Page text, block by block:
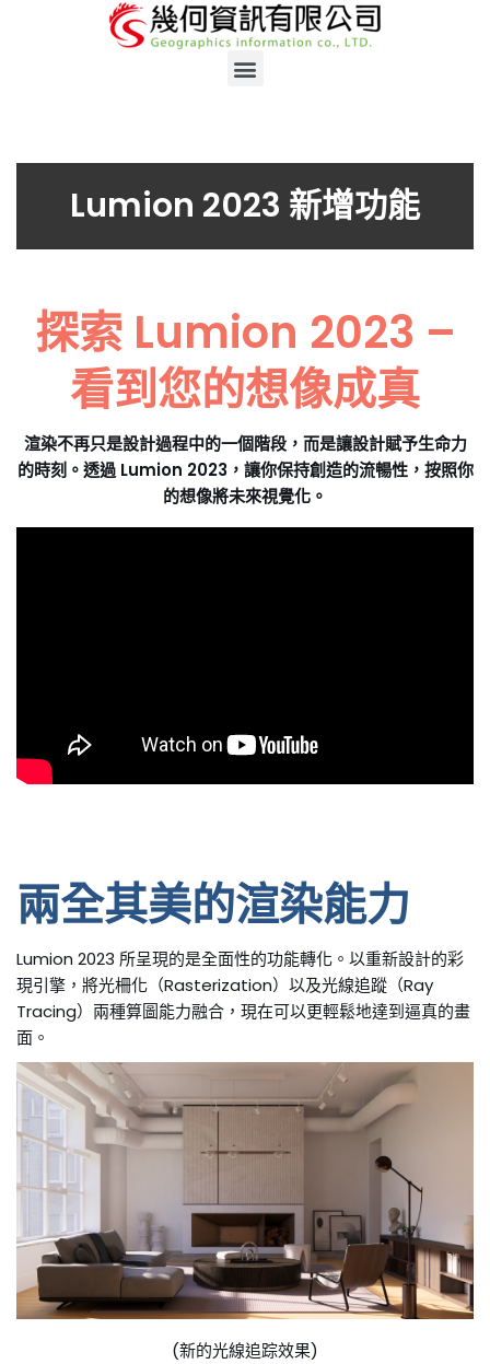
Lumion 2023 新增功能
探索 Lumion 2023 –
看到您的想像成真
渲染不再只是設計過程中的一個階段，而是讓設計賦予生命力
的時刻。透過 Lumion 2023，讓你保持創造的流暢性，按照你
的想像將未來視覺化。
兩全其美的渲染能力
Lumion 2023 所呈現的是全面性的功能轉化。以重新設計的彩
現引擎，將光柵化（Rasterization）以及光線追蹤（Ray
Tracing）兩種算圖能力融合，現在可以更輕鬆地達到逼真的畫
面。
(新的光線追踪效果)